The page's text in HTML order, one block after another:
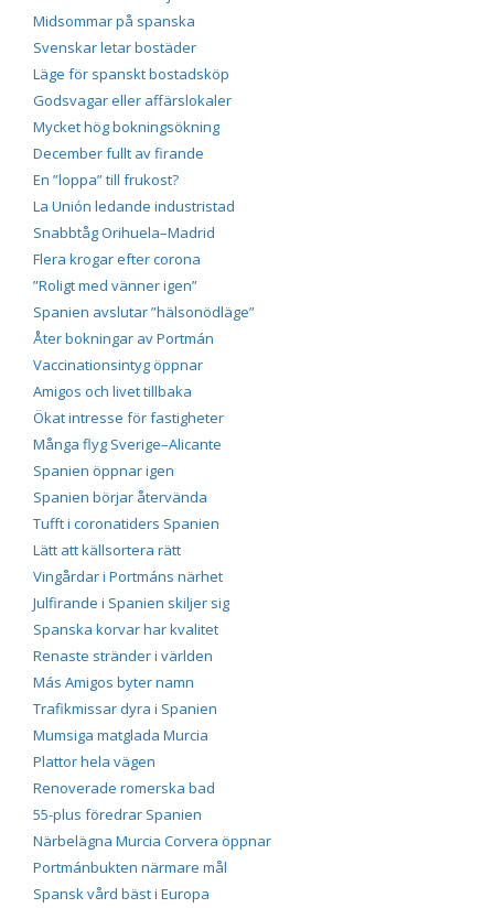
Midsommar på spanska
Svenskar letar bostäder
Läge för spanskt bostadsköp
Godsvagar eller affärslokaler
Mycket hög bokningsökning
December fullt av firande
En ”loppa” till frukost?
La Unión ledande industristad
Snabbtåg Orihuela–Madrid
Flera krogar efter corona
”Roligt med vänner igen”
Spanien avslutar ”hälsonödläge”
Åter bokningar av Portmán
Vaccinationsintyg öppnar
Amigos och livet tillbaka
Ökat intresse för fastigheter
Många flyg Sverige–Alicante
Spanien öppnar igen
Spanien börjar återvända
Tufft i coronatiders Spanien
Lätt att källsortera rätt
Vingårdar i Portmáns närhet
Julfirande i Spanien skiljer sig
Spanska korvar har kvalitet
Renaste stränder i världen
Más Amigos byter namn
Trafikmissar dyra i Spanien
Mumsiga matglada Murcia
Plattor hela vägen
Renoverade romerska bad
55-plus föredrar Spanien
Närbelägna Murcia Corvera öppnar
Portmánbukten närmare mål
Spansk vård bäst i Europa